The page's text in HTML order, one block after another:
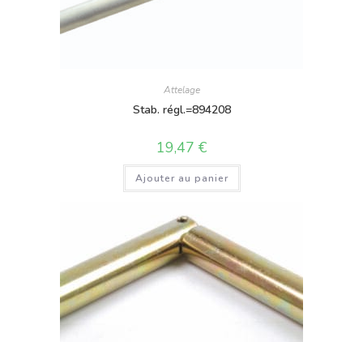
Attelage
Stab. régl.=894208
19,47 €
Ajouter au panier